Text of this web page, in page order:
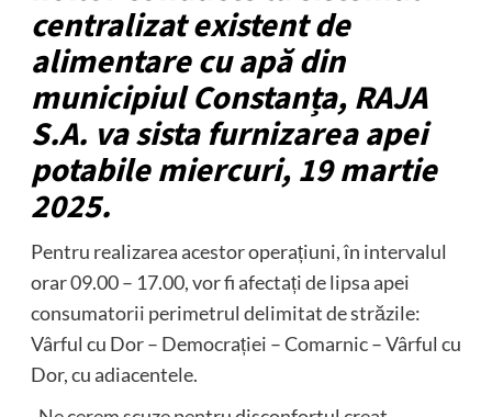
centralizat existent de
alimentare cu apă din
municipiul Constanța, RAJA
S.A. va sista furnizarea apei
potabile miercuri, 19 martie
2025.
Pentru realizarea acestor operațiuni, în intervalul
orar 09.00 – 17.00, vor fi afectați de lipsa apei
consumatorii perimetrul delimitat de străzile:
Vârful cu Dor – Democrației – Comarnic – Vârful cu
Dor, cu adiacentele.